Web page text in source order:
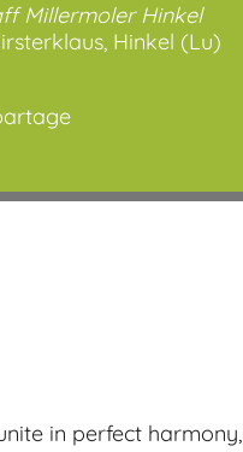
Millermoler Hinkel
Hinkel (Lu)
in perfect harmony,